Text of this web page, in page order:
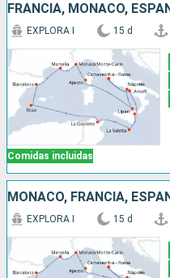
Comidas incluidas
EXPLORA I 15 d
EXPLORA I 15 d